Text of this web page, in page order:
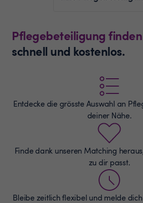
Pflegebeteiligung finden
schnell und kostenlos.
Entdecke die grösste Auswahl an
deiner Nähe.
Finde dank unseren Matching
zu dir passt.
Bleibe zeitlich flexibel und melde